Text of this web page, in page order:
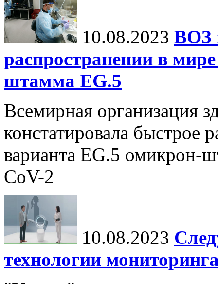
10.08.2023 ВОЗ
распространении в
штамма EG.5
Всемирная организация
констатировала быстрое
варианта EG.5 омикрон-
CoV-2
10.08.2023
технологии